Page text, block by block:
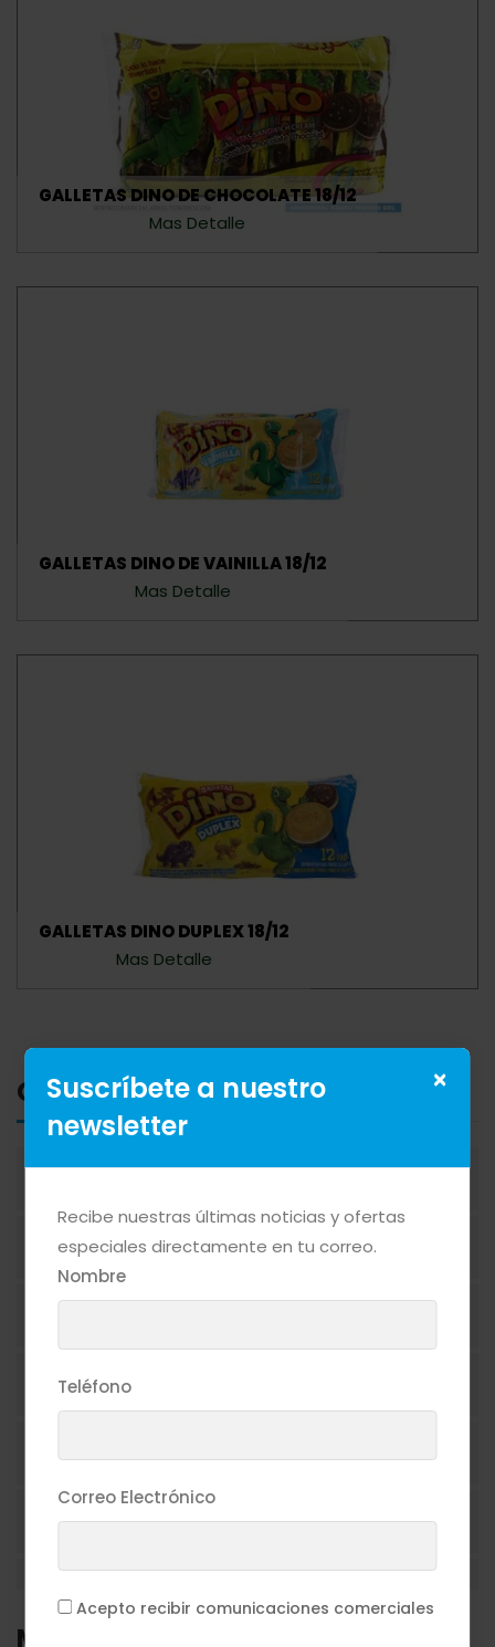
GALLETAS DINO DE CHOCOLATE 18/12
Mas Detalle
GALLETAS DINO DE VAINILLA 18/12
Mas Detalle
GALLETAS DINO DUPLEX 18/12
Mas Detalle
Categorias
ADEREZOS
AZÚCAR
BEBIDAS NO ALCOHÓLICAS
Marcas
×
Suscríbete a nuestro
newsletter
Recibe nuestras últimas noticias y ofertas
especiales directamente en tu correo.
Nombre
Teléfono
Correo Electrónico
Acepto recibir comunicaciones comerciales